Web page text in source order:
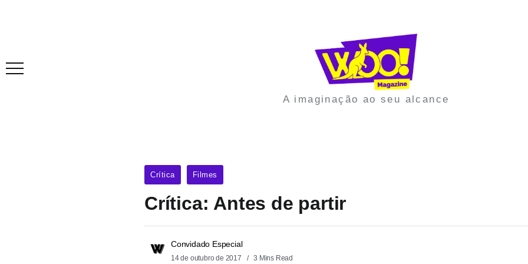
A imaginação ao seu alcance
Crítica Filmes
Crítica: Antes de partir
Convidado Especial
14 de outubro de 2017 3 Mins Read